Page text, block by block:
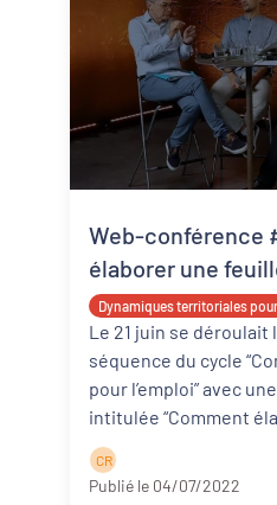
Dynamiques territoriales
Web-conférence
élaborer une
l’emploi ?”, les
Le 21 juin se déroulait
séquence du cycle
pour l’emploi” avec
intitulée “Comment
suite
C R
Publié le 04/07/2022